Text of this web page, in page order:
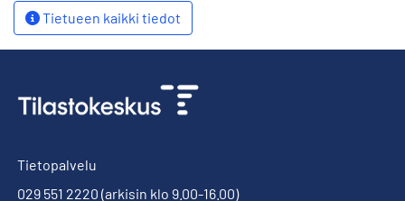
Tietueen kaikki tiedot
Tietopalvelu
029 551 2220 (arkisin klo 9.00-16.00)